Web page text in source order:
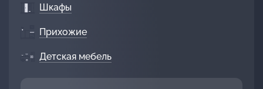
Шкафы
Прихожие
Детская мебель